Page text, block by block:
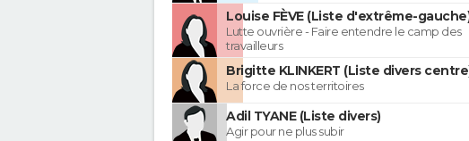
Louise FÈVE (Liste d'extrême-
Lutte ouvrière - Faire entendre le camp des
travailleurs
Brigitte KLINKERT (Liste divers
La force de nos territoires
Adil TYANE (Liste divers)
Agir pour ne plus subir